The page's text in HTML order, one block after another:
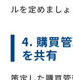
ルを定めましょ
4. 購買
を共有